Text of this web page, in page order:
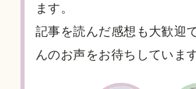
ます。
記事を読んだ感想も大歓迎
んのお声をお待ちしています